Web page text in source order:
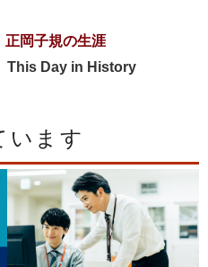
正岡子規の生涯
This Day in History
います